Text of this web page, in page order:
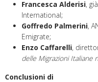
Francesca Alderisi,
International;
Goffredo Palmerini,
Emigrate;
Enzo Caffarelli,
delle Migrazioni Italiane
Conclusioni di